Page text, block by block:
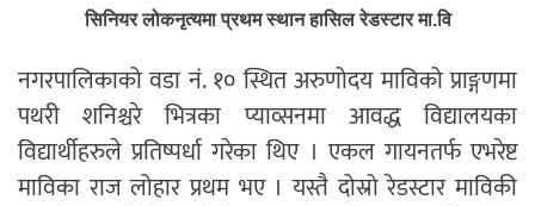
सिनियर लोकनृत्यमा प्रथम स्थान हासिल रेडस्टार मा.वि
नगरपालिकाको वडा नं. १० स्थित अरुणोदय माविको प्राङ्गणमा
पथरी शनिश्चरे भित्रका प्याव्सनमा आवद्ध विद्यालयका
विद्यार्थीहरुले प्रतिष्पर्धा गरेका थिए । एकल गायनतर्फ एभरेष्ट
माविका राज लोहार प्रथम भए । यस्तै दोस्रो रेडस्टार माविकी